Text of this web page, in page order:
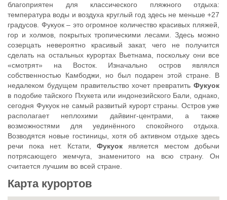
благоприятен для классического пляжного отдыха:
температура воды и воздуха круглый год здесь не меньше +27
градусов. Фукуок – это огромное количество красивых пляжей,
гор и холмов, покрытых тропическими лесами. Здесь можно
созерцать невероятно красивый закат, чего не получится
сделать на остальных курортах Вьетнама, поскольку они все
«смотрят» на Восток. Изначально остров являлся
собственностью Камбоджи, но был подарен этой стране. В
недалеком будущем правительство хочет превратить Фукуок
в подобие тайского Пхукета или индонезийского Бали, однако,
сегодня Фукуок не самый развитый курорт страны. Остров уже
располагает неплохими дайвинг-центрами, а также
возможностями для уединённого спокойного отдыха.
Возводятся новые гостиницы, хотя об активном отдыхе здесь
речи пока нет. Кстати, Фукуок является местом добычи
потрясающего жемчуга, знаменитого на всю страну. Он
считается лучшим во всей стране.
Карта курортов